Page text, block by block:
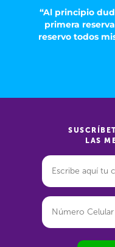
“Al principio
primera
reservo todos
LAS